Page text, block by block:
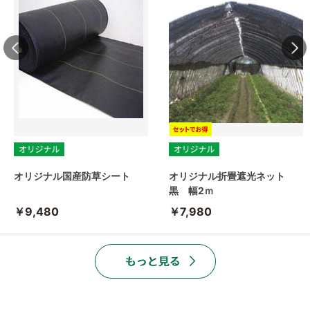
オリジナル国産防草シート
￥9,480
オリジナル折畳遮光ネット
黒 幅2ｍ
￥7,980